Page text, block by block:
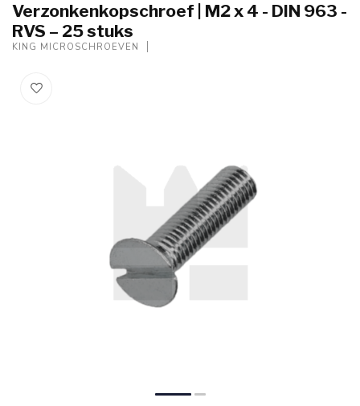
Verzonkenkopschroef | M2 x 4 - DIN 963 -
RVS – 25 stuks
KING MICROSCHROEVEN